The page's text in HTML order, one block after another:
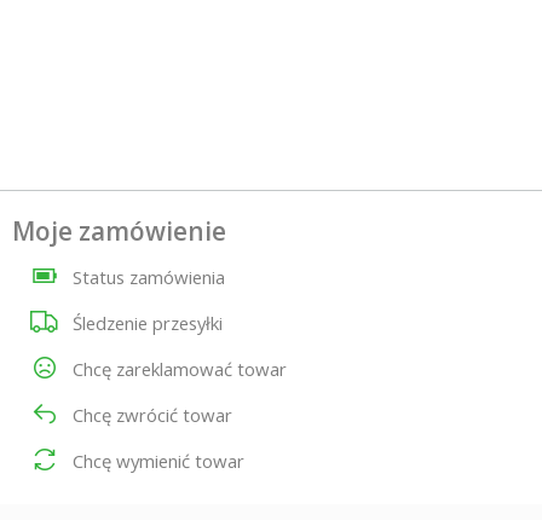
Moje zamówienie
Status zamówienia
Śledzenie przesyłki
Chcę zareklamować towar
Chcę zwrócić towar
Chcę wymienić towar